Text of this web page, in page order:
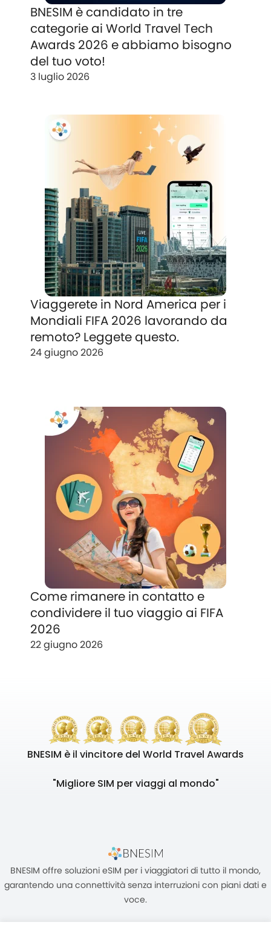
BNESIM è candidato in tre
categorie ai World Travel Tech
Awards 2026 e abbiamo bisogno
del tuo voto!
3 luglio 2026
Viaggerete in Nord America per i
Mondiali FIFA 2026 lavorando da
remoto? Leggete questo.
24 giugno 2026
Come rimanere in contatto e
condividere il tuo viaggio ai FIFA
2026
22 giugno 2026
BNESIM è il vincitore del World Travel Awards
"Migliore SIM per viaggi al mondo"
BNESIM offre soluzioni eSIM per i viaggiatori di tutto il mondo,
garantendo una connettività senza interruzioni con piani dati e
voce.